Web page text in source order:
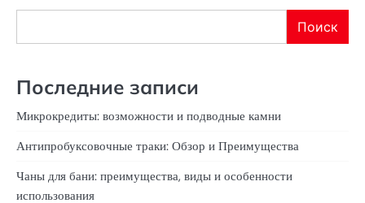
Поиск
Последние записи
Микрокредиты: возможности и подводные камни
Антипробуксовочные траки: Обзор и Преимущества
Чаны для бани: преимущества, виды и особенности
использования